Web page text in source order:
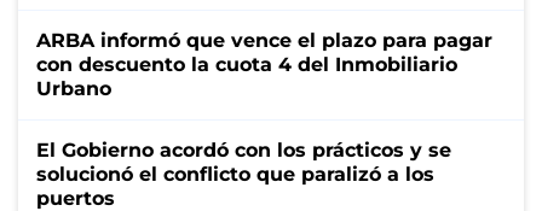
ARBA informó que vence el plazo para pagar
con descuento la cuota 4 del Inmobiliario
Urbano
El Gobierno acordó con los prácticos y se
solucionó el conflicto que paralizó a los
puertos